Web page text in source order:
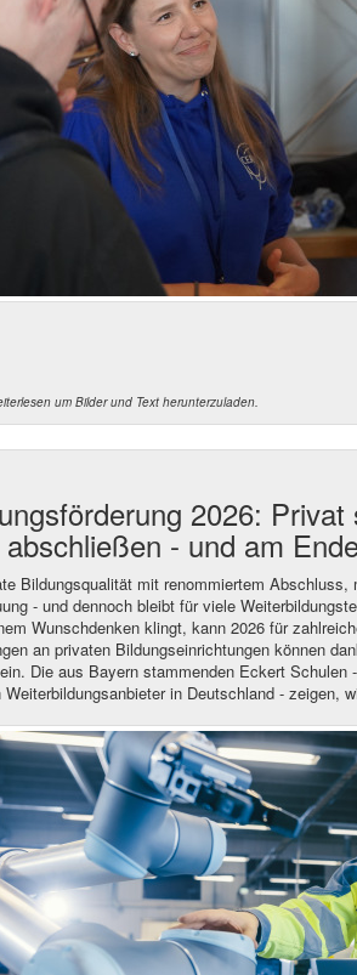
um Bilder und Text herunterzuladen.
2026:
- und am
Bildungsqualität mit renommiertem
- und dennoch bleibt für viele
Wunschdenken klingt, kann 2026 für
an privaten Bildungseinrichtungen können
Die aus Bayern stammenden Eckert
Weiterbildungsanbieter in Deutschland - zeigen,